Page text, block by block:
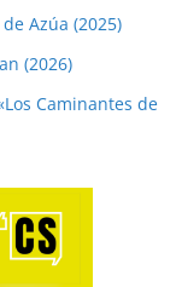
Azúa (2025)
(2026)
Caminantes de